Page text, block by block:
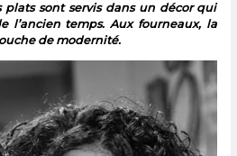
plats sont servis dans un décor qui
l’ancien temps. Aux fourneaux, la
de modernité.